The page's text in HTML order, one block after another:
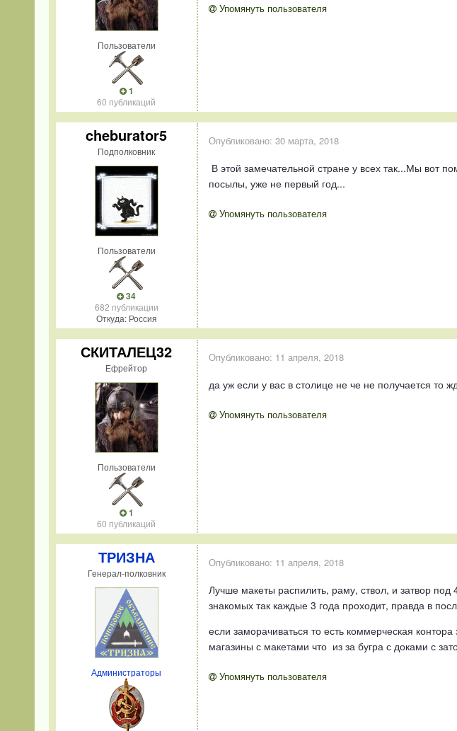
Пользователи
1
60 публикаций
Упомянуть пользователя
cheburator5
Подполковник
Пользователи
34
682 публикации
Откуда: Россия
Опубликовано: 30 марта, 2018
В этой замечательной стране у всех так...Мы вот
посылы, уже не первый год...
Упомянуть пользователя
СКИТАЛЕЦ32
Ефрейтор
Пользователи
1
60 публикаций
Опубликовано: 11 апреля, 2018
да уж если у вас в столице не че не получается то
Упомянуть пользователя
ТРИЗНА
Генерал-полковник
Администраторы
Опубликовано: 11 апреля, 2018
Лучше макеты распилить, раму, ствол, и затвор под
знакомых так каждые 3 года проходит, правда в
если заморачиваться то есть коммерческая
магазины с макетами что из за бугра с доками с
Упомянуть пользователя